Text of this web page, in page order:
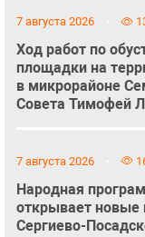
7 августа 2026
Ход работ по
площадки на
в микрорайоне
Совета Тимофей
7 августа 2026
Народная
открывает новые
Сергиево-